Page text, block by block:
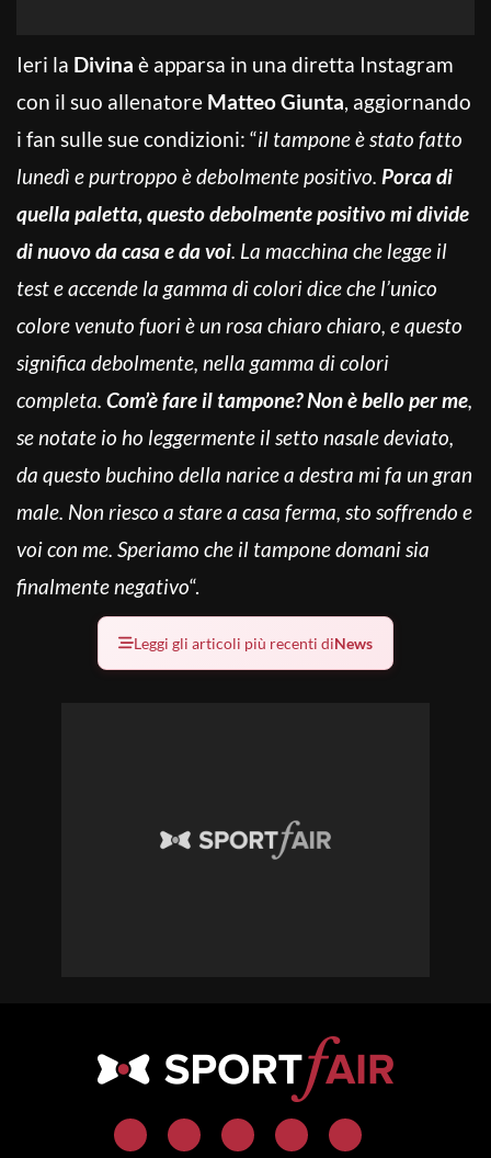
Ieri la Divina è apparsa in una diretta Instagram
con il suo allenatore Matteo Giunta, aggiornando
i fan sulle sue condizioni: “il tampone è stato fatto
lunedì e purtroppo è debolmente positivo. Porca di
quella paletta, questo debolmente positivo mi divide
di nuovo da casa e da voi. La macchina che legge il
test e accende la gamma di colori dice che l’unico
colore venuto fuori è un rosa chiaro chiaro, e questo
significa debolmente, nella gamma di colori
completa. Com’è fare il tampone? Non è bello per me,
se notate io ho leggermente il setto nasale deviato,
da questo buchino della narice a destra mi fa un gran
male. Non riesco a stare a casa ferma, sto soffrendo e
voi con me. Speriamo che il tampone domani sia
finalmente negativo“.
Leggi gli articoli più recenti diNews